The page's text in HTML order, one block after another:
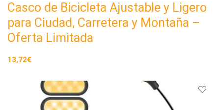
Casco de Bicicleta Ajustable y Ligero
para Ciudad, Carretera y Montaña –
Oferta Limitada
13,72€